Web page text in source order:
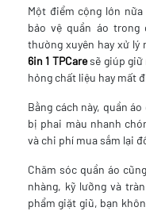
Một điểm cộng lớn nữa
bảo vệ quần áo trong
thường xuyên hay xử lý
6in 1 TPCaresẽ giúp giữ
hỏng chất liệu hay mất
Bằng cách này, quần
bị phai màu nhanh
và chi phí mua sắm lại
Chăm sóc quần áo
nhàng, kỹ lưỡng và
phẩm giặt giũ, bạn